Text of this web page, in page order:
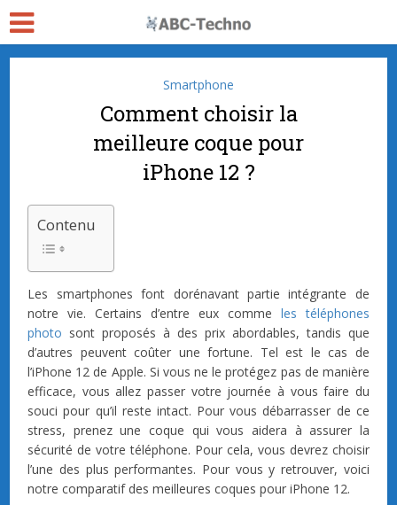
Smartphone
Comment choisir la
meilleure coque pour
iPhone 12 ?
Contenu
Les smartphones font dorénavant partie intégrante de
notre vie. Certains d’entre eux comme les téléphones
photo sont proposés à des prix abordables, tandis que
d’autres peuvent coûter une fortune. Tel est le cas de
l’iPhone 12 de Apple. Si vous ne le protégez pas de manière
efficace, vous allez passer votre journée à vous faire du
souci pour qu’il reste intact. Pour vous débarrasser de ce
stress, prenez une coque qui vous aidera à assurer la
sécurité de votre téléphone. Pour cela, vous devrez choisir
l’une des plus performantes. Pour vous y retrouver, voici
notre comparatif des meilleures coques pour iPhone 12.